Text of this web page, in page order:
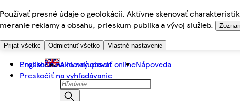
Používať presné údaje o geolokácii. Aktívne skenovať
meranie reklamy a obsahu, prieskum publika a vývoj služieb.
Prijať všetko Odmietnuť všetko Vlastné nastavenie
Preskočiť na hlavný obsah
Preskočiť na vyhľadávanie
English Ako nakupovať onlineNápoveda